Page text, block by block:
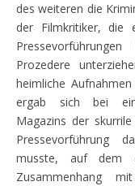
des weiteren die
der Filmkritiker, die
Prozedere
heimliche
ergab sich bei
Magazins der
Pressevorführung
musste, auf dem
Zusammenhang